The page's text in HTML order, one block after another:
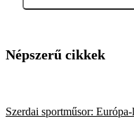
Népszerű cikkek
Szerdai sportműsor: